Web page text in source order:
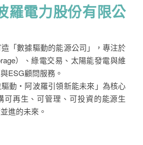
羅電力股份有限公
「數據驅動的能源公司」，專注於
）、綠電交易 、太陽能發電與維
ESG顧問服務。
動・阿波羅引領新能未來 」為核心
可再生、可管理、可投資的能源生
進的未來。